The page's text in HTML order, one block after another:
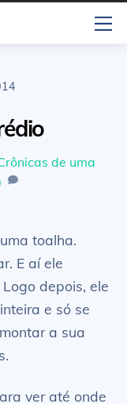
de uma
toalha.
E aí ele
depois, ele
e só se
a sua
ver até onde